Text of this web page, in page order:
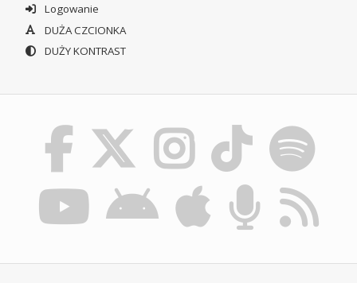
Logowanie
DUŻA CZCIONKA
DUŻY KONTRAST